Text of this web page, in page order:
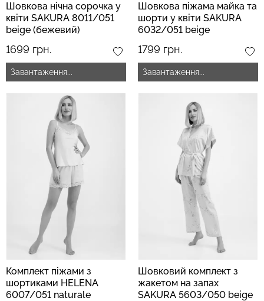
Шовкова нічна сорочка у
квіти SAKURA 8011/051
beige (бежевий)
1699 грн.
Завантаження...
Шовкова піжама майка та
шорти у квіти SAKURA
6032/051 beige
1799 грн.
Завантаження...
Комплект піжами з
шортиками HELENA
6007/051 naturale
Шовковий комплект з
жакетом на запах
SAKURA 5603/050 beige